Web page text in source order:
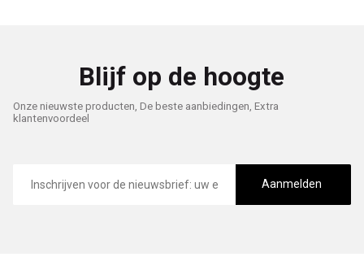
Blijf op de hoogte
Onze nieuwste producten, De beste aanbiedingen, Extra
klantenvoordeel
mailadres
Aanmelden